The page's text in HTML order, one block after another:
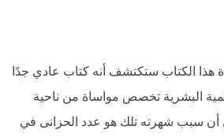
هذا الكتاب ستكتشف أنه كتاب عادي جدًا
البشرية تخصص مواساة من ناحية
أن سبب شهرته تلك هو عدد الحزانى في